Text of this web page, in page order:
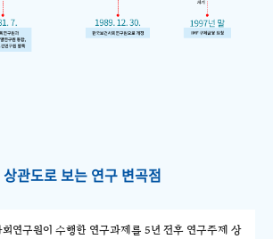
관도로 보는 연구 변곡점
연구원이 수행한 연구과제를 5년 전후 연구주제 상